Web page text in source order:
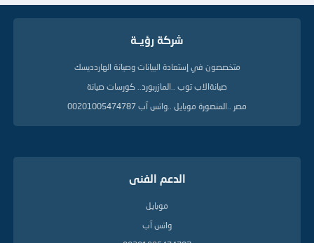
شركة رؤيــة
متخصصون في إستعادة البيانات وصيانة الهاردديسك
صيانةالاب توب ..المازربورد.. كورسات صيانة
مصر ..المنصورة موبايل ..واتس آب 00201005474787
الدعم الفنى
موبايل
واتس آب